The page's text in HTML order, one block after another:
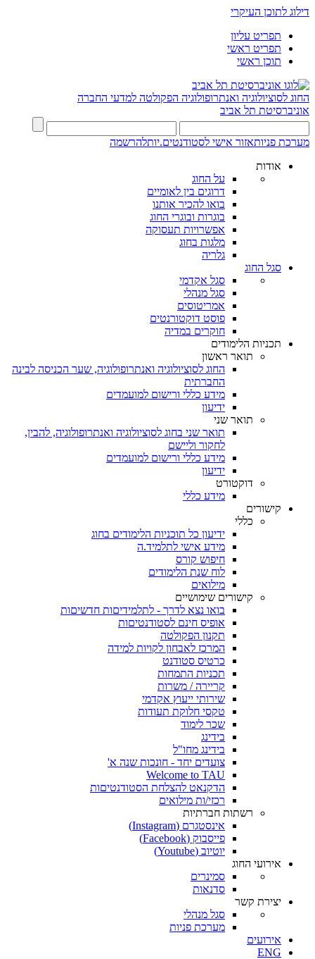
דילוג לתוכן העיקרי
תפריט עליון
תפריט ראשי
תוכן ראשי
החוג לסוציולוגיה ואנתרופולוגיה הפקולטה למדעי החברה
אוניברסיטת תל אביב
מערכת פניותאזור אישי לסטודנטים.יותלהרשמה
אודות
על החוג
דרוגים בין לאומיים
בואו להכיר אותנו
בוגרות ובוגרי החוג
אפשרויות תעסוקה
מלגות בחוג
גלריה
סגל החוג
סגל אקדמי
סגל מנהלי
אמריטוסים
פוסט דוקטורנטים
חוקרים במדיה
תכניות הלימודים
תואר ראשון
החוג לסוציולוגיה ואנתרופולוגיה, שער הכניסה לבינה
החברתית
מידע כללי ורישום למועמדים
ידיעון
תואר שני
תואר שני בחוג לסוציולוגיה ואנתרופולוגיה, להבין,
לחקור וליישם
מידע כללי ורישום למועמדים
ידיעון
דוקטורט
מידע כללי
קישורים
כללי
ידיעון כל תוכניות הלימודים בחוג
מידע אישי לתלמיד.ה
חיפוש קורס
לוח שנת הלימודים
מילואים
קישורים שימושיים
בואו נצא לדרך - לתלמידיםות חדשיםות
אופיס חינם לסטודנטיםות
תקנון הפקולטה
המרכז לאבחון לקויות למידה
כרטיס סטודנט
תכניות התמחות
קריירה / משרות
שירותי ייעוץ אקדמי
טקסי חלוקת תעודות
שכר לימוד
בידינג
בידינג מחו"ל
צועדים יחד - חונכות שנה א'
Welcome to TAU
הדקנאט להצלחת הסטודנטיםות
רכזי/ות מילואים
רשתות חברתיות
אינסטגרם (Instagram)
פייסבוק (Facebook)
יוטיוב (Youtube)
אירועי החוג
סמינרים
סדנאות
יצירת קשר
סגל מנהלי
מערכת פניות
אירועים
ENG